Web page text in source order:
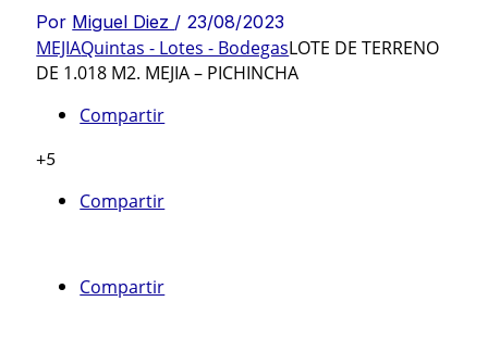
Por Miguel Diez / 23/08/2023
MEJIAQuintas - Lotes - BodegasLOTE DE TERRENO
DE 1.018 M2. MEJIA – PICHINCHA
Compartir
+5
Compartir
Compartir